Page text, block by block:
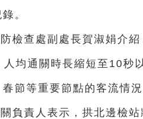
。
檢查處副處長賀淑娟介
均通關時長縮短至10秒
節等重要節點的客流情況
負責人表示，拱北邊檢